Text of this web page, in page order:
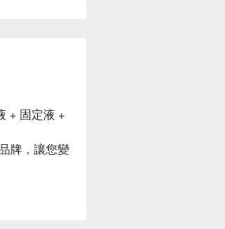
+ 固定液 +
牌，讓您變